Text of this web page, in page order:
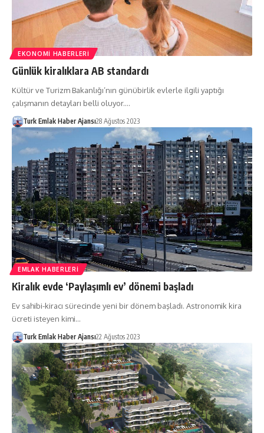
EKONOMI HABERLERI
Günlük kiralıklara AB standardı
Kültür ve Turizm Bakanlığı’nın günübirlik evlerle ilgili yaptığı
çalışmanın detayları belli oluyor.…
Turk Emlak Haber Ajansı28 Ağustos 2023
EMLAK HABERLERI
Kiralık evde ‘Paylaşımlı ev’ dönemi başladı
Ev sahibi-kiracı sürecinde yeni bir dönem başladı. Astronomik kira
ücreti isteyen kimi…
Turk Emlak Haber Ajansı22 Ağustos 2023